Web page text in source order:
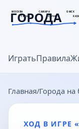
МОСКВА САМАРА
ОМСК
ТУЛА
СОЧИ
ГОРОДА
goroda-na.ru
ИгратьПравила
Главная Города на
ХОД В ИГРЕ